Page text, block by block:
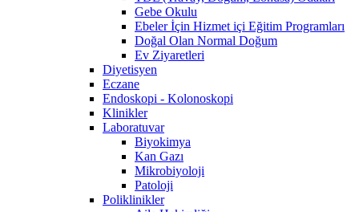
Gebe Okulu
Ebeler İçin Hizmet içi Eğitim Programları
Doğal Olan Normal Doğum
Ev Ziyaretleri
Diyetisyen
Eczane
Endoskopi - Kolonoskopi
Klinikler
Laboratuvar
Biyokimya
Kan Gazı
Mikrobiyoloji
Patoloji
Poliklinikler